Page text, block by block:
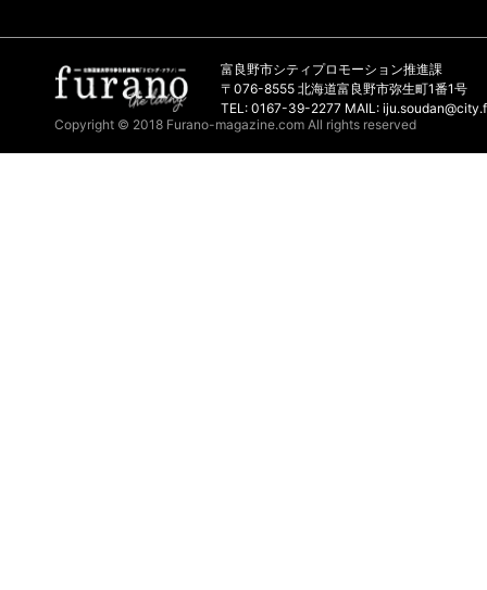
富良野市シティプロモーション推進課
〒076-8555 北海道富良野市弥生町1番1号
TEL: 0167-39-2277 MAIL:
Copyright © 2018 Furano-magazine.com All rights reserved